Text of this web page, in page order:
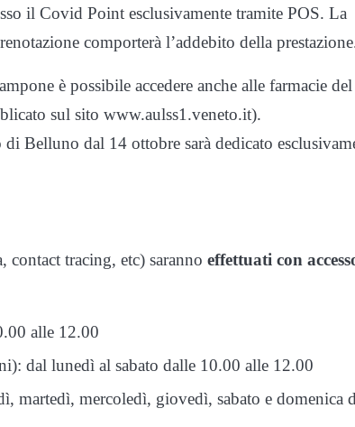
il Covid Point esclusivamente tramite POS. La
comporterà l’addebito della
è possibile accedere anche alle farmacie del
sul sito www.aulss1.veneto.it).
Belluno dal 14 ottobre sarà dedicato
tracing, etc) saranno effettuati con
alle 12.00
dal lunedì al sabato dalle 10.00 alle 12.00
martedì, mercoledì, giovedì, sabato e domenica